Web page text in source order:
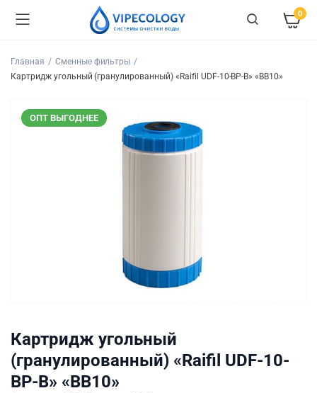
0
Главная
Сменные фильтры
Картридж угольный (гранулированный) «Raifil UDF-10-BP-B» «BB10»
ОПТ ВЫГОДНЕЕ
Картридж угольный
(гранулированный) «Raifil UDF-10-
BP-B» «BB10»